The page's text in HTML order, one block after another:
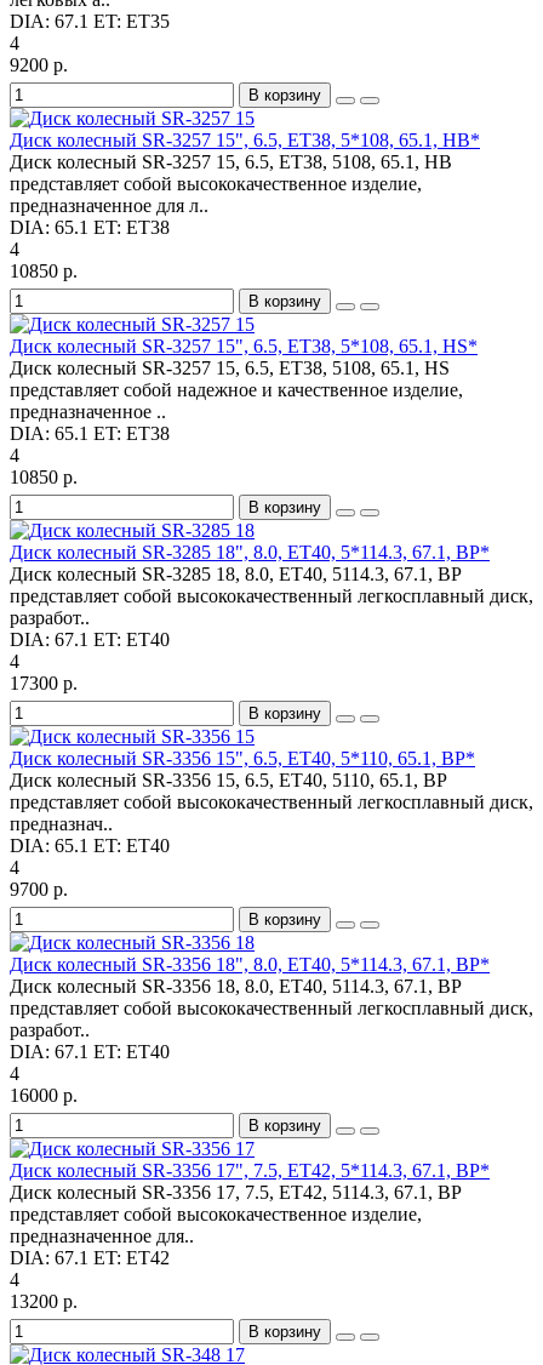
DIA: 67.1 ET: ET35
4
9200 р.
В корзину
Диск колесный SR-3257 15", 6.5, ET38, 5*108, 65.1, HB*
Диск колесный SR-3257 15, 6.5, ET38, 5108, 65.1, HB
представляет собой высококачественное изделие,
предназначенное для л..
DIA: 65.1 ET: ET38
4
10850 р.
В корзину
Диск колесный SR-3257 15", 6.5, ET38, 5*108, 65.1, HS*
Диск колесный SR-3257 15, 6.5, ET38, 5108, 65.1, HS
представляет собой надежное и качественное изделие,
предназначенное ..
DIA: 65.1 ET: ET38
4
10850 р.
В корзину
Диск колесный SR-3285 18", 8.0, ET40, 5*114.3, 67.1, BP*
Диск колесный SR-3285 18, 8.0, ET40, 5114.3, 67.1, BP
представляет собой высококачественный легкосплавный диск,
разработ..
DIA: 67.1 ET: ET40
4
17300 р.
В корзину
Диск колесный SR-3356 15", 6.5, ET40, 5*110, 65.1, BP*
Диск колесный SR-3356 15, 6.5, ET40, 5110, 65.1, BP
представляет собой высококачественный легкосплавный диск,
предназнач..
DIA: 65.1 ET: ET40
4
9700 р.
В корзину
Диск колесный SR-3356 18", 8.0, ET40, 5*114.3, 67.1, BP*
Диск колесный SR-3356 18, 8.0, ET40, 5114.3, 67.1, BP
представляет собой высококачественный легкосплавный диск,
разработ..
DIA: 67.1 ET: ET40
4
16000 р.
В корзину
Диск колесный SR-3356 17", 7.5, ET42, 5*114.3, 67.1, BP*
Диск колесный SR-3356 17, 7.5, ET42, 5114.3, 67.1, BP
представляет собой высококачественное изделие,
предназначенное для..
DIA: 67.1 ET: ET42
4
13200 р.
В корзину